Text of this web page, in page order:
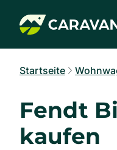
Startseite
Fendt
kaufen